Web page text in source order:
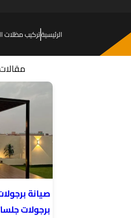
الرئيسيةتركيب مظلات
صيانة
برجولات